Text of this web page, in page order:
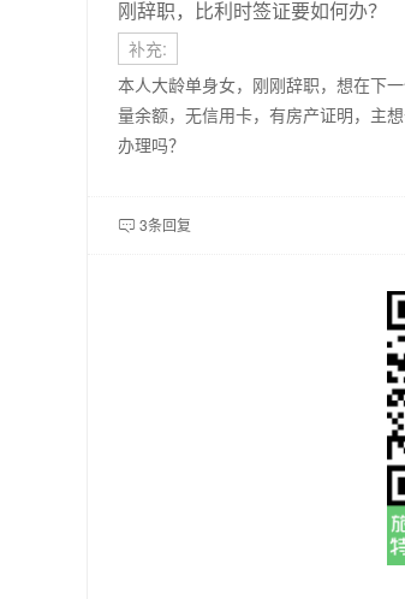
刚辞职，比利时签证要如何办？
补充:
本人大龄单身女，刚刚辞职，想在下
量余额，无信用卡，有房产证明，主
办理吗？
 3条回复